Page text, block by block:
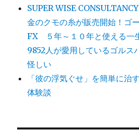
SUPER WISE
金のクモの糸が販売開始！ゴ
FX ５年～１０年と使える
9852人が愛用しているゴル
怪しい
「彼の浮気ぐせ」を簡単に治
体験談